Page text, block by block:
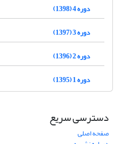
دوره 4 (1398)
دوره 3 (1397)
دوره 2 (1396)
دوره 1 (1395)
دسترسی سریع
صفحه اصلی